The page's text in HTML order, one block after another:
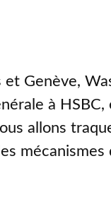
et Genève,
à
allons
mécanismes